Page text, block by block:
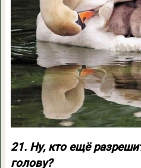
21. Ну, кто ещё
голову?